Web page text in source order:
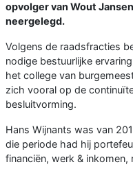
opvolger van Wout
neergelegd.
Volgens de raadsfracties
nodige bestuurlijke
het college van
zich vooral op de
besluitvorming.
Hans Wijnants was van
die periode had hij
financiën, werk &